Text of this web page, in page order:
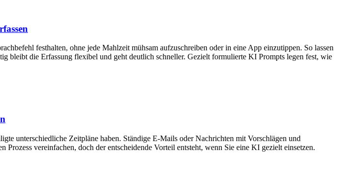
festhalten, ohne jede Mahlzeit mühsam aufzuschreiben oder in eine App einzutippen. So lassen
bleibt die Erfassung flexibel und geht deutlich schneller. Gezielt formulierte KI Prompts legen fest, wie
unterschiedliche Zeitpläne haben. Ständige E-Mails oder Nachrichten mit Vorschlägen und
vereinfachen, doch der entscheidende Vorteil entsteht, wenn Sie eine KI gezielt einsetzen.